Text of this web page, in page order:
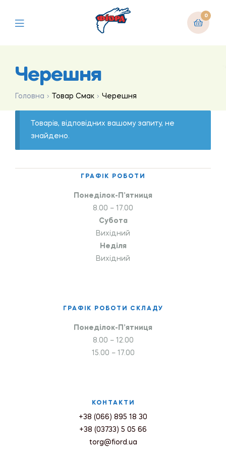
0
Черешня
Головна Товар Смак Черешня
Товарів, відповідних вашому запиту, не
знайдено.
ГРАФІК РОБОТИ
Понеділок-П’ятниця
8.00 – 17.00
Субота
Вихідний
Неділя
Вихідний
ГРАФІК РОБОТИ СКЛАДУ
Понеділок-П’ятниця
8.00 – 12.00
15.00 – 17.00
КОНТАКТИ
+38 (066) 895 18 30
+38 (03733) 5 05 66
torg@fiord.ua